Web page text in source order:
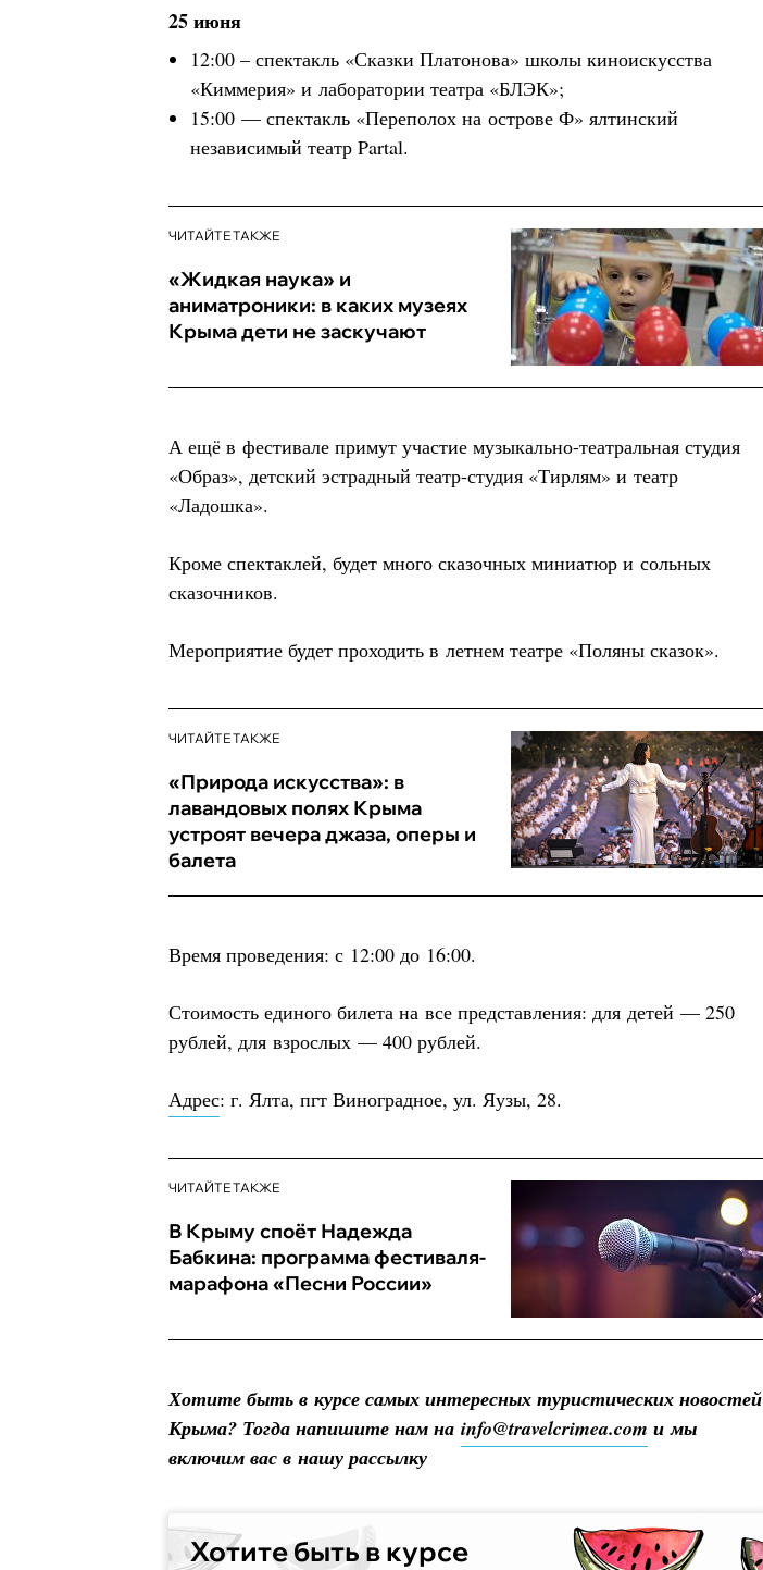
25 июня
12:00 – спектакль «Сказки Платонова» школы киноискусства
«Киммерия» и лаборатории театра «БЛЭК»;
15:00 — спектакль «Переполох на острове Ф» ялтинский
независимый театр Partal.
ЧИТАЙТЕ ТАКЖЕ
«Жидкая наука» и
аниматроники: в каких музеях
Крыма дети не заскучают
А ещё в фестивале примут участие музыкально-театральная студия
«Образ», детский эстрадный театр-студия «Тирлям» и театр
«Ладошка».
Кроме спектаклей, будет много сказочных миниатюр и сольных
сказочников.
Мероприятие будет проходить в летнем театре «Поляны сказок».
ЧИТАЙТЕ ТАКЖЕ
«Природа искусства»: в
лавандовых полях Крыма
устроят вечера джаза, оперы и
балета
Время проведения: с 12:00 до 16:00.
Стоимость единого билета на все представления: для детей — 250
рублей, для взрослых — 400 рублей.
Адрес: г. Ялта, пгт Виноградное, ул. Яузы, 28.
ЧИТАЙТЕ ТАКЖЕ
В Крыму споёт Надежда
Бабкина: программа фестиваля-
марафона «Песни России»
Хотите быть в курсе самых интересных туристических новостей
Крыма? Тогда напишите нам на info@travelcrimea.com и мы
включим вас в нашу рассылку
Хотите быть в курсе